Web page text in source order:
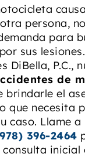
persona,
para
sus
DiBella, P.C.,
de
brindarle el
que necesita
caso. Llame a
396-2464
inicial